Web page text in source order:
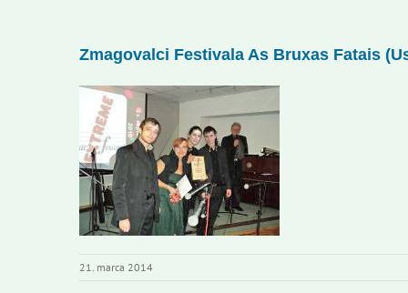
Zmagovalci Festivala As Bruxas Fatais
21. marca 2014